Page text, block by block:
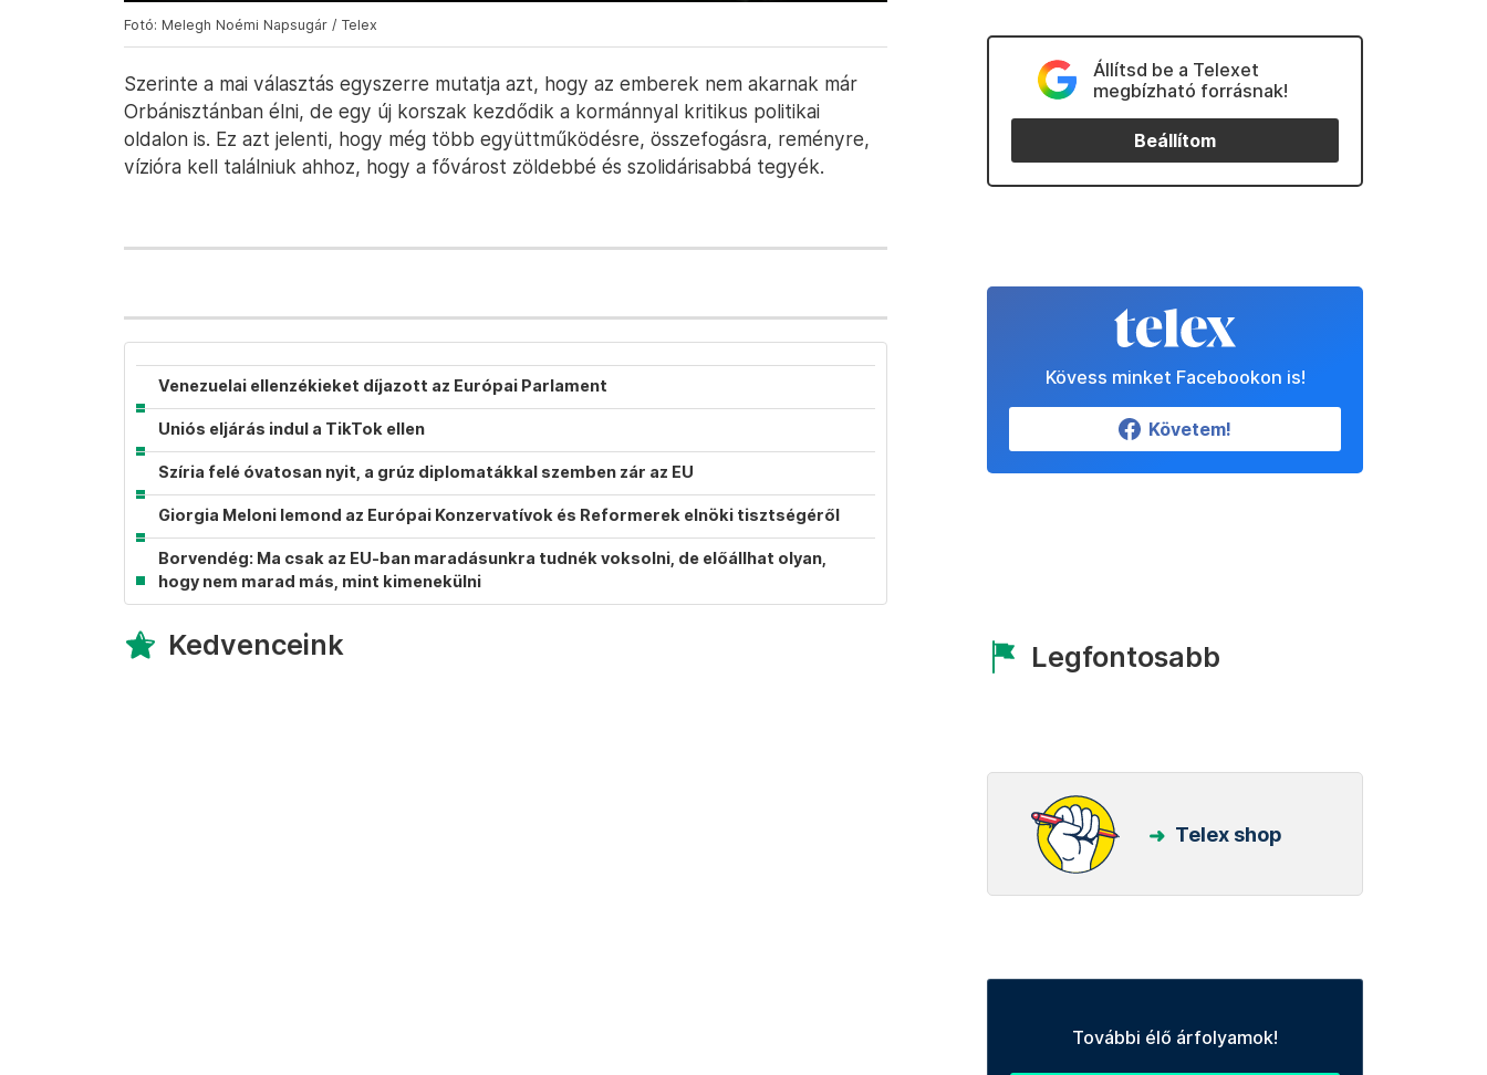
Fotó: Melegh Noémi Napsugár / Telex
Szerinte a mai választás egyszerre mutatja azt, hogy az emberek nem akarnak már
Orbánisztánban élni, de egy új korszak kezdődik a kormánnyal kritikus politikai
oldalon is. Ez azt jelenti, hogy még több együttműködésre, összefogásra, reményre,
vízióra kell találniuk ahhoz, hogy a fővárost zöldebbé és szolidárisabbá tegyék.
Venezuelai ellenzékieket díjazott az Európai Parlament
Uniós eljárás indul a TikTok ellen
Szíria felé óvatosan nyit, a grúz diplomatákkal szemben zár az EU
Giorgia Meloni lemond az Európai Konzervatívok és Reformerek elnöki tisztségéről
Borvendég: Ma csak az EU-ban maradásunkra tudnék voksolni, de előállhat olyan,
hogy nem marad más, mint kimenekülni
Kedvenceink
Állítsd be a Telexet
megbízható forrásnak!
Beállítom
Kövess minket Facebookon is!
Követem!
Legfontosabb
Telex shop
További élő árfolyamok!